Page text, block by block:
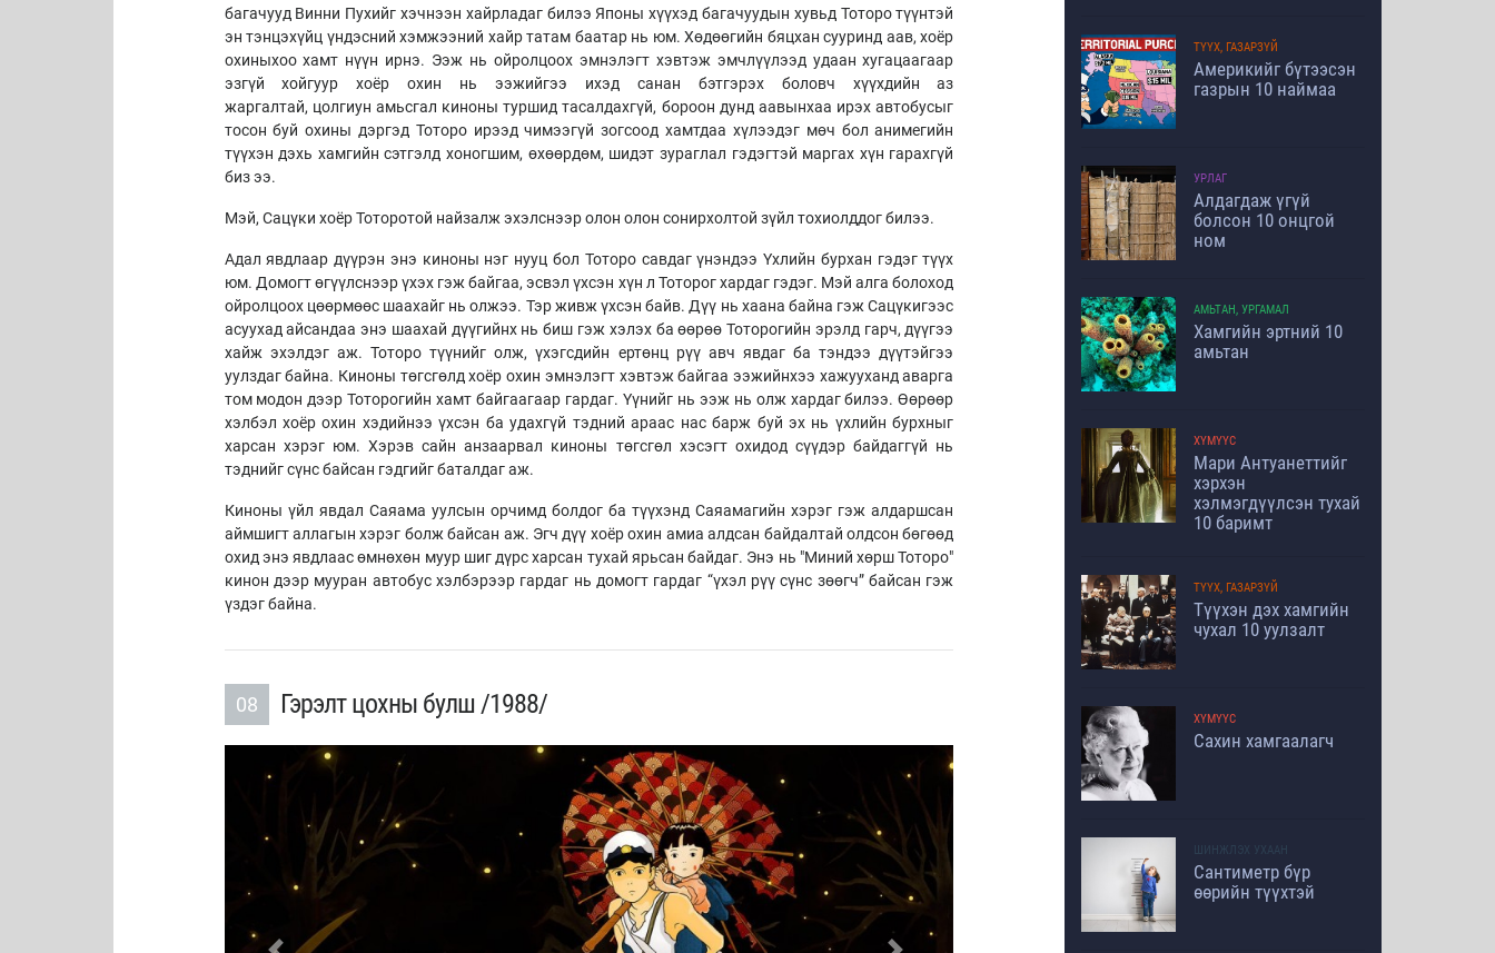
багачууд Винни Пухийг хэчнээн хайрладаг билээ Японы хүүхэд багачуудын хувьд Тоторо түүнтэй
эн тэнцэхүйц үндэсний хэмжээний хайр татам баатар нь юм. Хөдөөгийн бяцхан сууринд аав, хоёр
охиныхоо хамт нүүн ирнэ. Ээж нь ойролцоох эмнэлэгт хэвтэж эмчлүүлээд удаан хугацаагаар
эзгүй хойгуур хоёр охин нь ээжийгээ ихэд санан бэтгэрэх боловч хүүхдийн аз
жаргалтай, цолгиун амьсгал киноны туршид тасалдахгүй, бороон дунд аавынхаа ирэх автобусыг
тосон буй охины дэргэд Тоторо ирээд чимээгүй зогсоод хамтдаа хүлээдэг мөч бол анимегийн
түүхэн дэхь хамгийн сэтгэлд хоногшим, өхөөрдөм, шидэт зураглал гэдэгтэй маргах хүн гарахгүй
биз ээ.
Мэй, Сацүки хоёр Тоторотой найзалж эхэлснээр олон олон сонирхолтой зүйл тохиолддог билээ.
Адал явдлаар дүүрэн энэ киноны нэг нууц бол Тоторо савдаг үнэндээ Үхлийн бурхан гэдэг түүх
юм. Домогт өгүүлснээр үхэх гэж байгаа, эсвэл үхсэн хүн л Тоторог хардаг гэдэг. Мэй алга болоход
ойролцоох цөөрмөөс шаахайг нь олжээ. Тэр живж үхсэн байв. Дүү нь хаана байна гэж Сацүкигээс
асуухад айсандаа энэ шаахай дүүгийнх нь биш гэж хэлэх ба өөрөө Тоторогийн эрэлд гарч, дүүгээ
хайж эхэлдэг аж. Тоторо түүнийг олж, үхэгсдийн ертөнц рүү авч явдаг ба тэндээ дүүтэйгээ
уулздаг байна. Киноны төгсгөлд хоёр охин эмнэлэгт хэвтэж байгаа ээжийнхээ хажууханд аварга
том модон дээр Тоторогийн хамт байгаагаар гардаг. Үүнийг нь ээж нь олж хардаг билээ. Өөрөөр
хэлбэл хоёр охин хэдийнээ үхсэн ба удахгүй тэдний араас нас барж буй эх нь үхлийн бурхныг
харсан хэрэг юм. Хэрэв сайн анзаарвал киноны төгсгөл хэсэгт охидод сүүдэр байдаггүй нь
тэднийг сүнс байсан гэдгийг баталдаг аж.
Киноны үйл явдал Саяама уулсын орчимд болдог ба түүхэнд Саяамагийн хэрэг гэж алдаршсан
аймшигт аллагын хэрэг болж байсан аж. Эгч дүү хоёр охин амиа алдсан байдалтай олдсон бөгөөд
охид энэ явдлаас өмнөхөн муур шиг дүрс харсан тухай ярьсан байдаг. Энэ нь "Миний хөрш Тоторо"
кинон дээр мууран автобус хэлбэрээр гардаг нь домогт гардаг “үхэл рүү сүнс зөөгч” байсан гэж
үздэг байна.
08 Гэрэлт цохны булш /1988/
ТҮҮХ, ГАЗАРЗҮЙ
Америкийг бүтээсэн
газрын 10 наймаа
УРЛАГ
Алдагдаж үгүй
болсон 10 онцгой
ном
АМЬТАН, УРГАМАЛ
Хамгийн эртний 10
амьтан
ХҮМҮҮС
Мари Антуанеттийг
хэрхэн
хэлмэгдүүлсэн тухай
10 баримт
ТҮҮХ, ГАЗАРЗҮЙ
Түүхэн дэх хамгийн
чухал 10 уулзалт
ХҮМҮҮС
Сахин хамгаалагч
ШИНЖЛЭХ УХААН
Сантиметр бүр
өөрийн түүхтэй